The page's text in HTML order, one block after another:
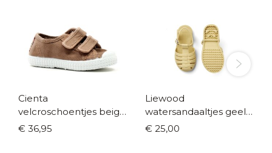
Cienta
velcroschoentjes beige
(maat 21-35)
€ 36,95
Liewood
watersandaaltjes geel
(maat 19-32)
€ 25,00